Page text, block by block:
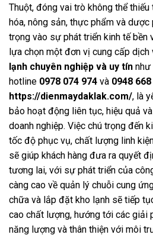
Thuột, đóng vai trò không thể
hóa, nông sản, thực phẩm và dược
trọng vào sự phát triển kinh tế bền
lựa chọn một đơn vị cung cấp dịch
lạnh chuyên nghiệp và uy tín
hotline 0978 074 974 và 0948
https://dienmaydaklak.com/, là
bảo hoạt động liên tục, hiệu quả
doanh nghiệp. Việc chú trọng đến
tốc độ phục vụ, chất lượng linh
sẽ giúp khách hàng đưa ra quyết
tương lai, với sự phát triển của
càng cao về quản lý chuỗi cung
chữa và lắp đặt kho lạnh sẽ tiếp
cao chất lượng, hướng tới các giải
năng lượng và thân thiện với môi